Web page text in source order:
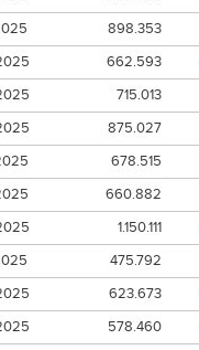
898.353
662.593
715.013
875.027
678.515
660.882
1.150.111
475.792
623.673
578.460